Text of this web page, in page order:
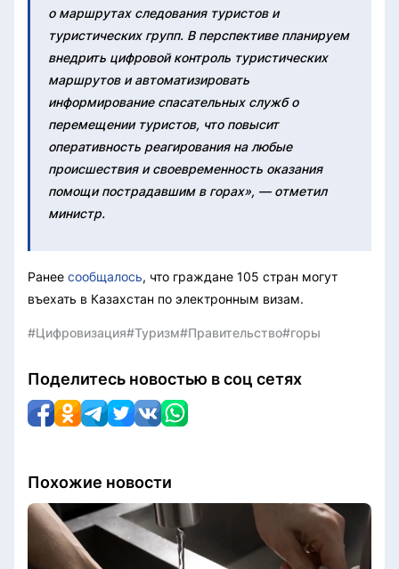
о маршрутах следования туристов и
туристических групп. В перспективе планируем
внедрить цифровой контроль туристических
маршрутов и автоматизировать
информирование спасательных служб о
перемещении туристов, что повысит
оперативность реагирования на любые
происшествия и своевременность оказания
помощи пострадавшим в горах», — отметил
министр.
Ранее сообщалось, что граждане 105 стран могут
въехать в Казахстан по электронным визам.
#Цифровизация#Туризм#Правительство#горы
Поделитесь новостью в соц сетях
Похожие новости